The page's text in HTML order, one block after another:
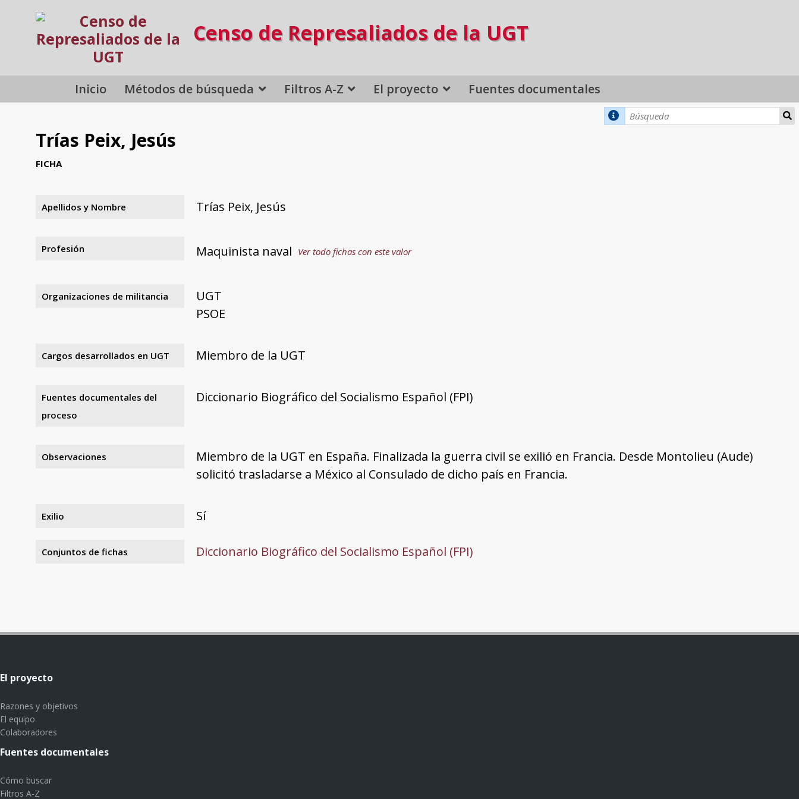
Censo de Represaliados de la UGT
Inicio Métodos de búsqueda Filtros A-Z El proyecto Fuentes documentales
Trías Peix, Jesús
FICHA
Apellidos y Nombre Trías Peix, Jesús
Profesión Maquinista naval Ver todo fichas con este valor
Organizaciones de militancia
UGT
PSOE
Cargos desarrollados en UGT Miembro de la UGT
Fuentes documentales del
proceso
Diccionario Biográfico del Socialismo Español (FPI)
Observaciones
Miembro de la UGT en España. Finalizada la guerra civil se exilió en Francia. Desde Montolieu (Aude)
solicitó trasladarse a México al Consulado de dicho país en Francia.
Exilio Sí
Conjuntos de fichas Diccionario Biográfico del Socialismo Español (FPI)
El proyecto
Razones y objetivos
El equipo
Colaboradores
Fuentes documentales
Cómo buscar
Filtros A-Z